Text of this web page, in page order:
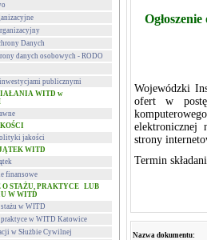
Danych
danych osobowych - RODO
publicznymi
WITD w
jakości
WITD
finansowe
STAŻU, PRAKTYCE LUB
W WITD
w WITD
praktyce w WITD Katowice
w Służbie Cywilnej
Wojewódzki
ofert w
elektronicznej
strony
Termin
Nazwa dokumentu: